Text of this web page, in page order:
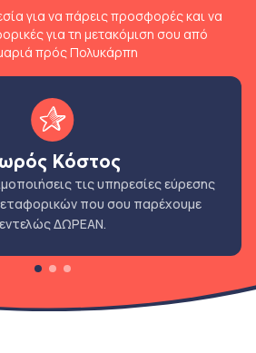
για να πάρεις προσφορές και να
για τη μετακόμιση σου από
πρός Πολυκάρπη
Κόστος
τις υπηρεσίες εύρεσης
που σου παρέχουμε
εντελώς ΔΩΡΕΑΝ.